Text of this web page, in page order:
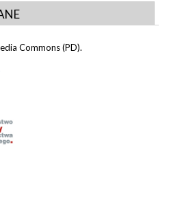
Commons (PD).